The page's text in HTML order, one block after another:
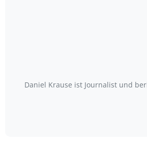
Daniel Krause ist Journalist und